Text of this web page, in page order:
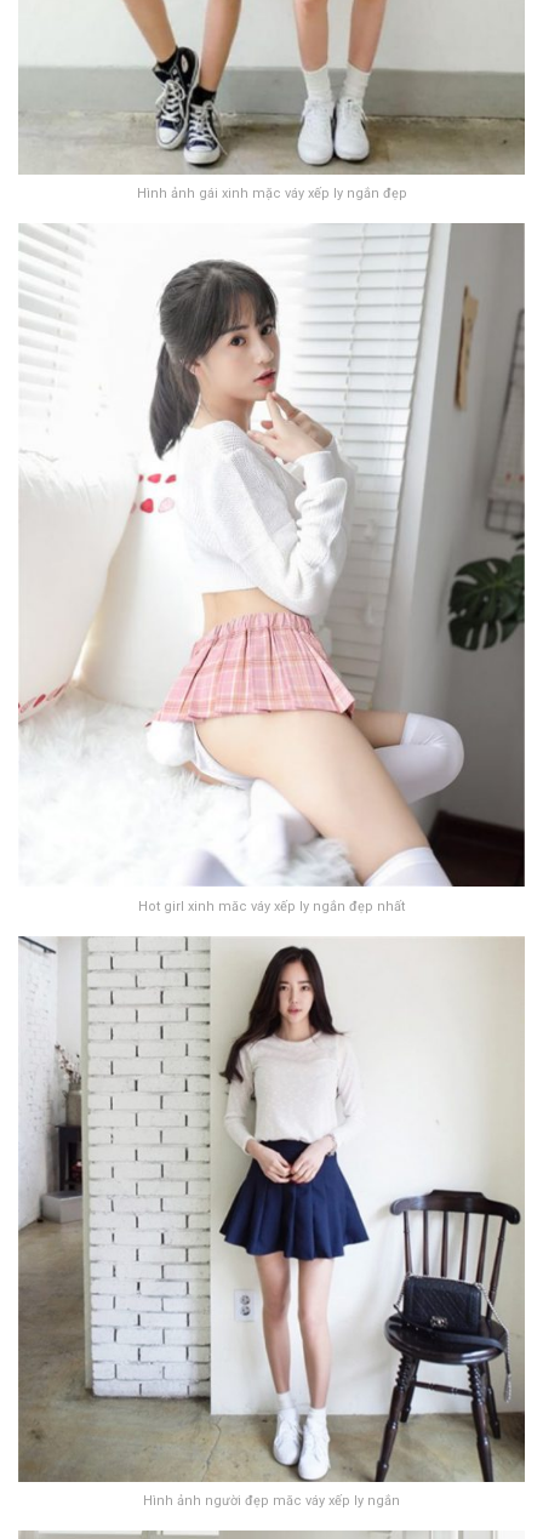
Hình ảnh gái xinh mặc váy xếp ly ngắn đẹp
Hot girl xinh măc váy xếp ly ngắn đẹp nhất
Hình ảnh người đẹp măc váy xếp ly ngắn